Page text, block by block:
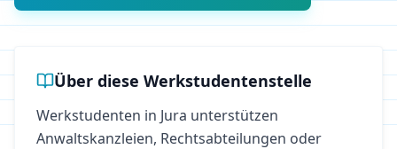
Über diese Werkstudentenstelle
Werkstudenten in Jura unterstützen
Anwaltskanzleien, Rechtsabteilungen oder